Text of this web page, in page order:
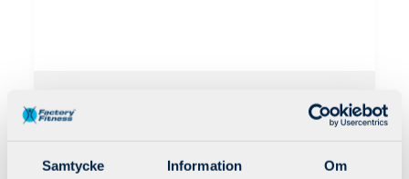
Samtycke Information Om
Linköping Tannefors